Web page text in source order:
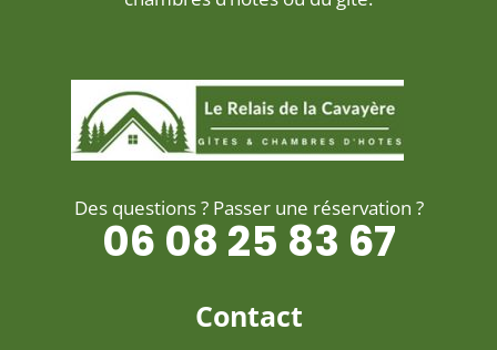
Des questions ? Passer une réservation ?
06 08 25 83 67
Contact